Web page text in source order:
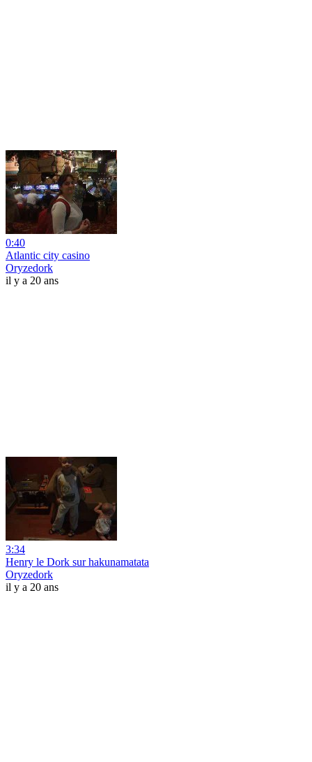
0:40
Atlantic city casino
Oryzedork
il y a 20 ans
3:34
Henry le Dork sur hakunamatata
Oryzedork
il y a 20 ans